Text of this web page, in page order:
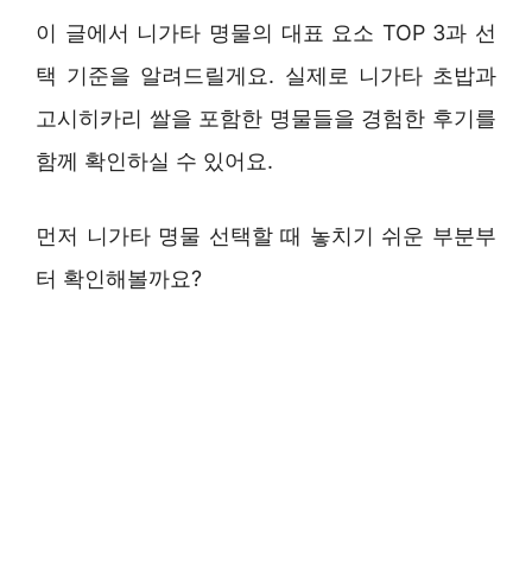
이 글에서 니가타 명물의 대표 요소 TOP 3과 선
택 기준을 알려드릴게요. 실제로 니가타 초밥과
고시히카리 쌀을 포함한 명물들을 경험한 후기를
함께 확인하실 수 있어요.
먼저 니가타 명물 선택할 때 놓치기 쉬운 부분부
터 확인해볼까요?